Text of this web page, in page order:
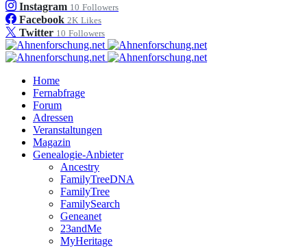
Instagram 10 Followers
Facebook 2K Likes
Twitter 10 Followers
Home
Fernabfrage
Forum
Adressen
Veranstaltungen
Magazin
Genealogie-Anbieter
Ancestry
FamilyTreeDNA
FamilyTree
FamilySearch
Geneanet
23andMe
MyHeritage